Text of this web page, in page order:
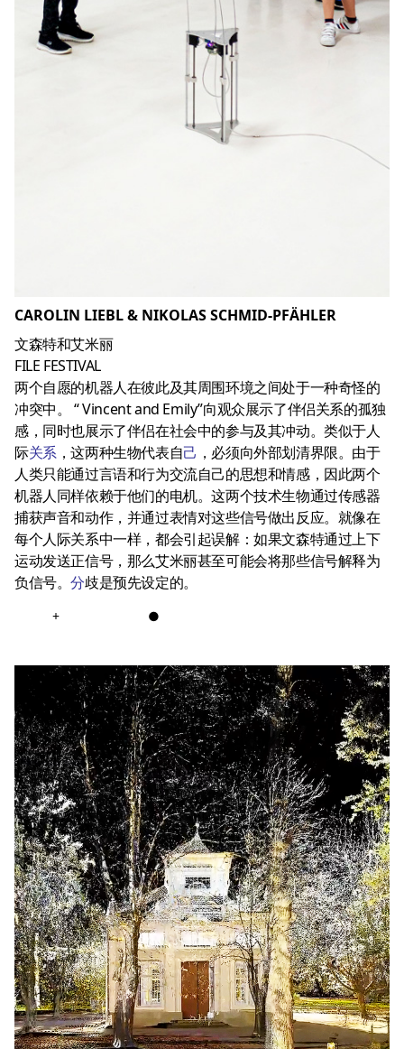
CAROLIN LIEBL & NIKOLAS SCHMID-PFÄHLER
文森特和艾米丽
FILE FESTIVAL
两个自愿的机器人在彼此及其周围环境之间处于一种奇怪的
冲突中。 “ Vincent and Emily”向观众展示了伴侣关系的孤独
感，同时也展示了伴侣在社会中的参与及其冲动。类似于人
际关系，这两种生物代表自己 ，必须向外部划清界限。由于
人类只能通过言语和行为交流自己的思想和情感，因此两个
机器人同样依赖于他们的电机。这两个技术生物通过传感器
捕获声音和动作，并通过表情对这些信号做出反应。就像在
每个人际关系中一样，都会引起误解：如果文森特通过上下
运动发送正信号，那么艾米丽甚至可能会将那些信号解释为
负信号。分歧是预先设定的。
+ ●